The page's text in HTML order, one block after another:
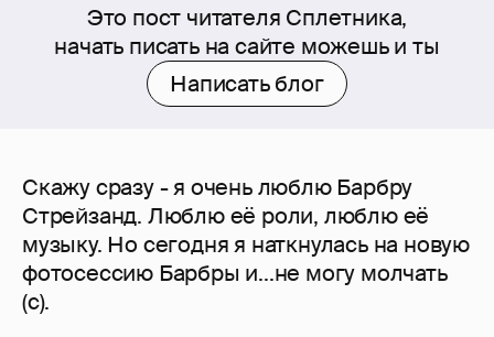
Это пост читателя Сплетника,
начать писать на сайте можешь и ты
Написать блог
Скажу сразу - я очень люблю Барбру
Стрейзанд. Люблю её роли, люблю её
музыку. Но сегодня я наткнулась на новую
фотосессию Барбры и...не могу молчать
(с).